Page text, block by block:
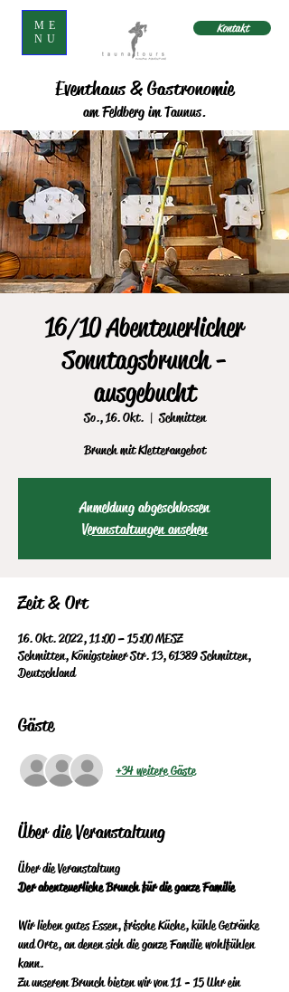
ME
NU
Kontakt
Eventhaus & Gastronomie
am Feldberg im Taunus.
16/10 Abenteuerlicher
Sonntagsbrunch -
ausgebucht
So., 16. Okt.
  |
Schmitten
Brunch mit Kletterangebot
Anmeldung abgeschlossen
Veranstaltungen ansehen
Zeit & Ort
16. Okt. 2022, 11:00 – 15:00 MESZ
Schmitten, Königsteiner Str. 13, 61389 Schmitten,
Deutschland
Gäste
+34 weitere Gäste
Über die Veranstaltung
Über die Veranstaltung
Der abenteuerliche Brunch für die ganze Familie
Wir lieben gutes Essen, frische Küche, kühle Getränke
und Orte, an denen sich die ganze Familie wohlfühlen
kann.
Zu unserem Brunch bieten wir von 11 - 15 Uhr ein